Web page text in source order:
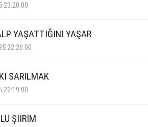
23:20:00
YAŞATTIĞINI YAŞAR
22:26:00
SARILMAK
22:19:00
ŞİİRİM